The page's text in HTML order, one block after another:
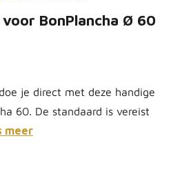
BonPlancha Ø 60
je direct met deze handige
60. De standaard is vereist
meer